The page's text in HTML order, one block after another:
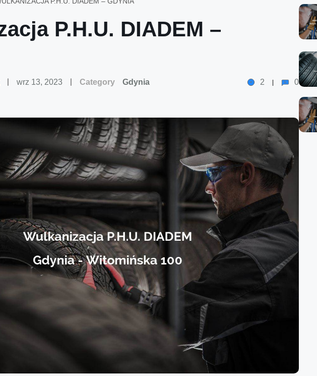
P.H.U. DIADEM –
wrz 13, 2023 Category Gdynia 2 0